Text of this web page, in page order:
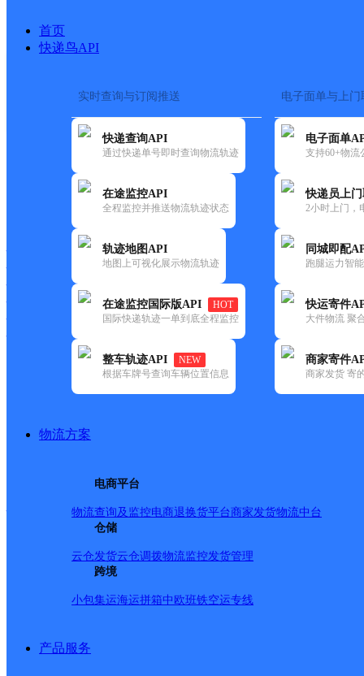
首页
快递鸟API
实时查询与订阅推送
快递查询API
通过快递单号即时查询物流轨迹
在途监控API
全程监控并推送物流轨迹状态
轨迹地图API
地图上可视化展示物流轨迹
在途监控国际版API
HOT
国际快递轨迹一单到底全程监控
整车轨迹API
NEW
根据车牌号查询车辆位置信息
电子面单与上门
电子面单
支持60+物流
快递员上
2小时上门，
同城即配
跑腿运力智
快运寄件
大件物流 聚
商家寄件
商家发货 寄
物流方案
电商平台
物流查询及监控电商退换货平台商家发货物流中台
仓储
云仓发货云仓调拨物流监控发货管理
跨境
小包集运海运拼箱中欧班铁空运专线
产品服务
快递大全> 快递网
快运大全 快递时效
网点筛选
邮政国内(237) 圆通速递(67) 韵达速递(194) 宅急送(1)
仓山区(13)
优速快递,福州市,快递网
UH平潭